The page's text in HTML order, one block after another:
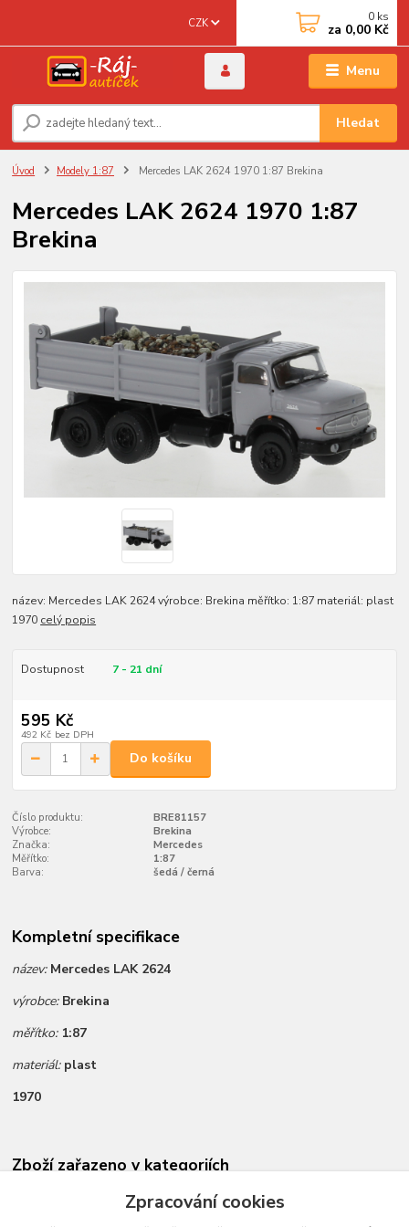
Menu
CZK
Hledat
0 ks
za 0,00 Kč
Úvod Modely 1:87 Mercedes LAK 2624 1970 1:87 Brekina
Mercedes LAK 2624 1970 1:87
Brekina
název: Mercedes LAK 2624 výrobce: Brekina měřítko: 1:87 materiál: plast
1970 celý popis
Dostupnost 7 - 21 dní
595 Kč
492 Kč bez DPH
Do košíku
Číslo produktu:
BRE81157
Výrobce:
Brekina
Značka:
Mercedes
Měřítko:
1:87
Barva:
šedá / černá
Kompletní specifikace
název: Mercedes LAK 2624
výrobce: Brekina
měřítko: 1:87
materiál: plast
1970
Zboží zařazeno v kategoriích
Novinky dle data přidáníZpracování cookies